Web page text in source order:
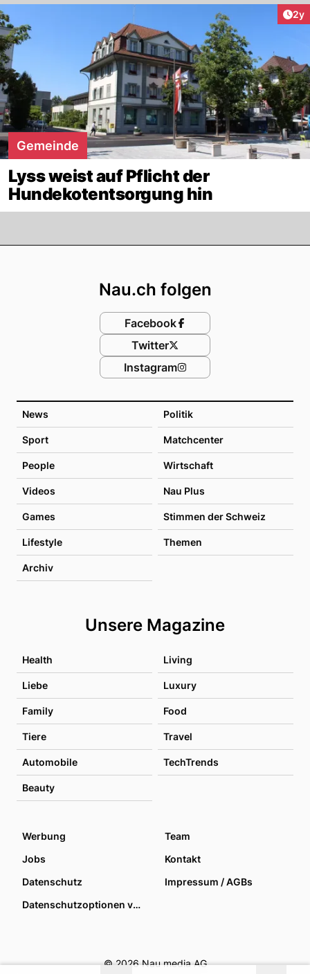
2y
Gemeinde
Lyss weist auf Pflicht der
Hundekotentsorgung hin
News Politik
Sport Matchcenter
People Wirtschaft
Videos Nau Plus
Games Stimmen der Schweiz
Lifestyle Themen
Archiv
Unsere Magazine
Health Living
Liebe Luxury
Family Food
Tiere Travel
Automobile TechTrends
Beauty
Nau.ch folgen
Facebook
Twitter
Instagram
Werbung
Team
Jobs
Kontakt
Datenschutz
Impressum / AGBs
Datenschutzoptionen verwalten
© 2026 Nau media AG